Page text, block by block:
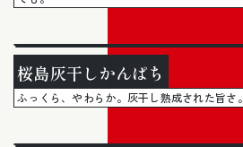
桜島灰干しかんぱち
ふっくら、やわらか。灰干し熟成された旨さ。